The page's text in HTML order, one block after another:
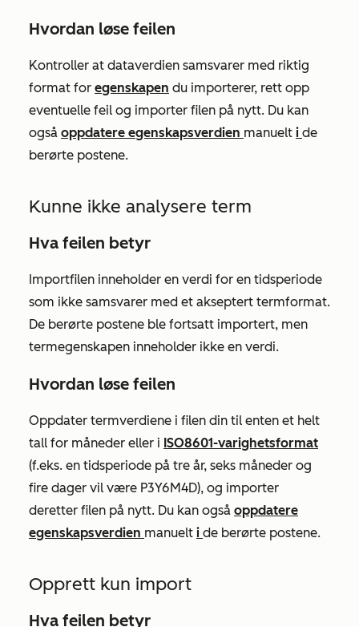
Hvordan løse feilen
Kontroller at dataverdien samsvarer med riktig
format for egenskapen du importerer, rett opp
eventuelle feil og importer filen på nytt. Du kan
også oppdatere egenskapsverdien manuelt i de
berørte postene.
Kunne ikke analysere term
Hva feilen betyr
Importfilen inneholder en verdi for en tidsperiode
som ikke samsvarer med et akseptert termformat.
De berørte postene ble fortsatt importert, men
termegenskapen inneholder ikke en verdi.
Hvordan løse feilen
Oppdater termverdiene i filen din til enten et helt
tall for måneder eller i ISO8601-varighetsformat
(f.eks. en tidsperiode på tre år, seks måneder og
fire dager vil være P3Y6M4D), og importer
deretter filen på nytt. Du kan også oppdatere
egenskapsverdien manuelt i de berørte postene.
Opprett kun import
Hva feilen betyr